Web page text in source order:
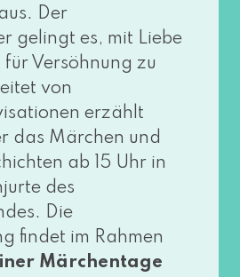
Der
gelingt es, mit Liebe
Versöhnung zu
von
erzählt
das Märchen und
ab 15 Uhr in
des
Die
fin­det im Rahmen
Märchentage